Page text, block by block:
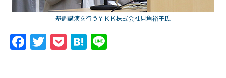
基調講演を行うＹＫＫ株式会社見角裕子氏
F T P H